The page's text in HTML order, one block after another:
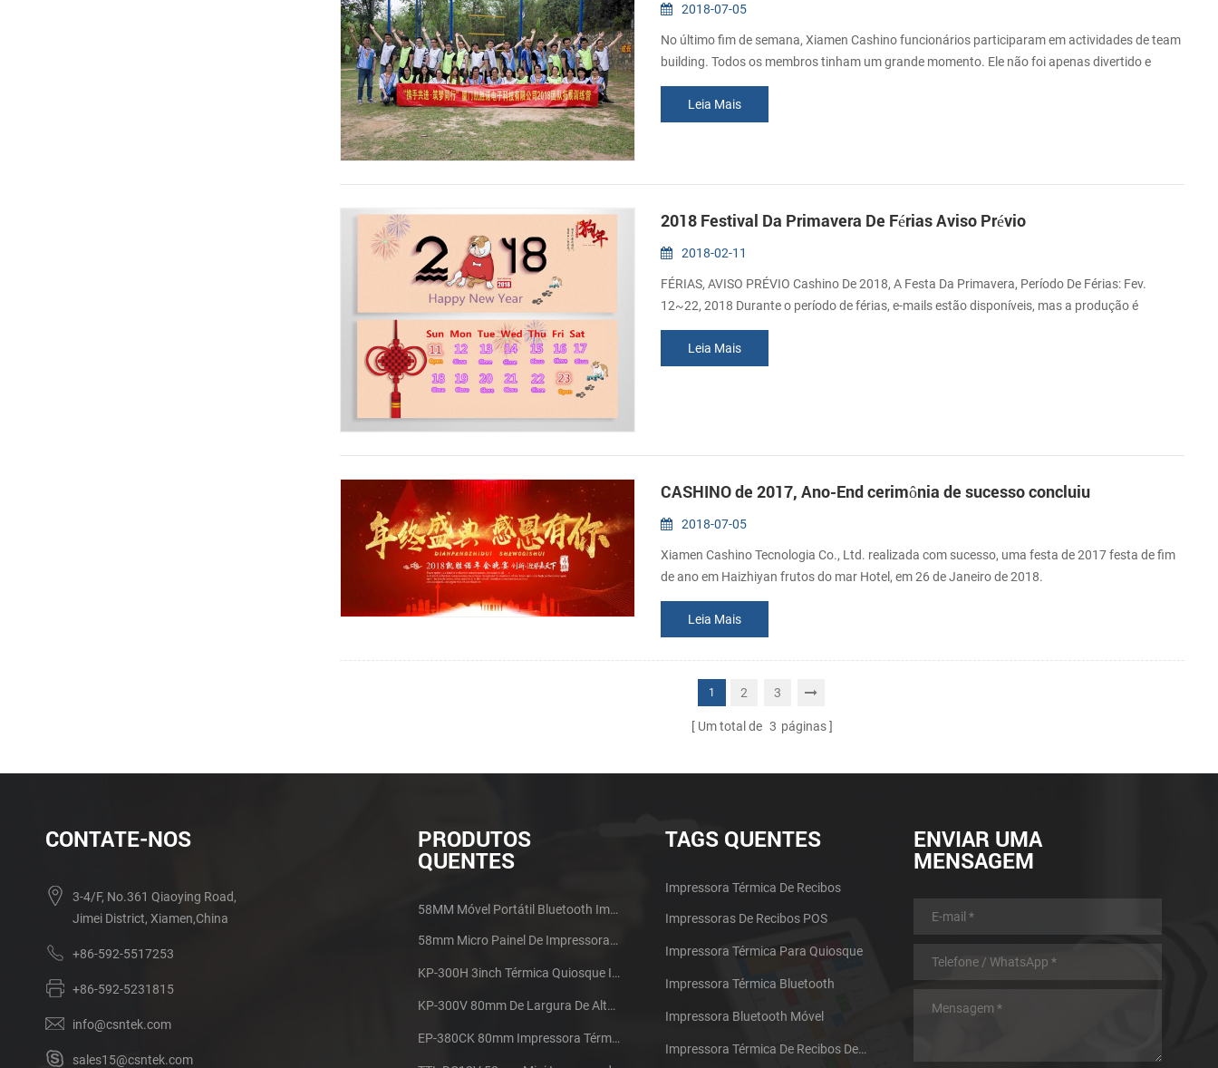
2018-07-05
No último fim de semana, Xiamen Cashino funcionários participaram em actividades de team
building. Todos os membros tinham um grande momento. Ele não foi apenas divertido e
desafiador, mas também jogou bem para a nossa equipa pontos fortes. As actividades de
team building incluído cabeça para alturas, a parede, a confiança queda, campo minado.
Nestes jogos, aprendemos a trabalhar juntos como uma e...
Leia Mais
2018 Festival Da Primavera De Férias Aviso Prévio
2018-02-11
FÉRIAS, AVISO PRÉVIO Cashino De 2018, A Festa Da Primavera, Período De Férias: Fev.
12~22, 2018 Durante o período de férias, e-mails estão disponíveis, mas a produção é
interrompido. Se houver algum problema, por favor, nos entender, obrigado!
Leia Mais
CASHINO de 2017, Ano-End cerimônia de sucesso concluiu
2018-07-05
Xiamen Cashino Tecnologia Co., Ltd. realizada com sucesso, uma festa de 2017 festa de fim
de ano em Haizhiyan frutos do mar Hotel, em 26 de Janeiro de 2018.
Leia Mais
1 2 3
Um total de 3 páginas
CONTATE-NOS
3-4/F, No.361 Qiaoying Road,
Jimei District, Xiamen,China
+86-592-5517253
+86-592-5231815
info@csntek.com
sales15@csntek.com
PRODUTOS
QUENTES
58MM Móvel Portátil Bluetooth Impressora Térmica PTP-II
58mm Micro Painel De Impressora De Recibos Térmica CSN-A1
KP-300H 3inch Térmica Quiosque Impressora Módulo De
KP-300V 80mm De Largura De Alta Velocidade Quiosque Impressora Térmica
EP-380CK 80mm Impressora Térmica Com Tampa De Bloqueio
TAGS QUENTES
Impressora Térmica De Recibos
Impressoras De Recibos POS
Impressora Térmica Para Quiosque
Impressora Térmica Bluetooth
Impressora Bluetooth Móvel
Impressora Térmica De Recibos De Micro Painel
ENVIAR UMA
MENSAGEM